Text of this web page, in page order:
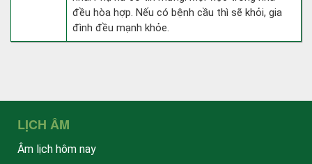
đều hòa hợp. Nếu có bệnh cầu thì sẽ khỏi, gia
đình đều mạnh khỏe.
LỊCH ÂM
Âm lịch hôm nay